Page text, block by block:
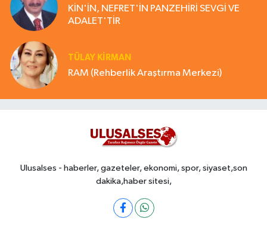
KİN'İN, NEFRET'İN PANZEHİRİ SEVGİ VE
ADALET'TİR
TÜLAY KİRMAN
RAM (Rehberlik Araştırma Merkezi)
Ulusalses - haberler, gazeteler, ekonomi, spor, siyaset,son
dakika,haber sitesi,